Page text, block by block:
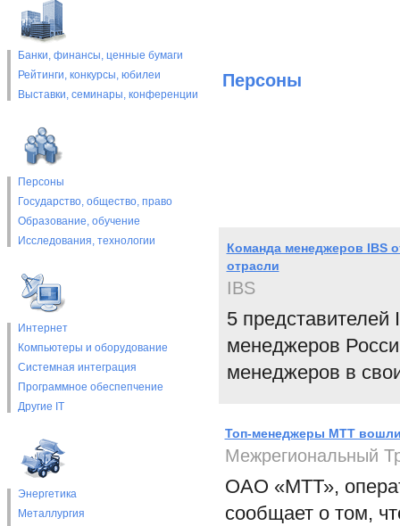
Банки, финансы, ценные бумаги
Рейтинги, конкурсы, юбилеи
Выставки, cеминары, конференции
Персоны
Государство, общество, право
Образование, обучение
Исследования, технологии
Интернет
Компьютеры и оборудование
Системная интеграция
Программное обеспепчение
Другие IT
Энергетика
Металлургия
Персоны
Команда менеджеров IBS
отрасли
IBS
5
менеджеров
менеджеров в
Топ-менеджеры МТТ вошли
Межрегиональный
ОАО «МТТ»,
сообщает о том,